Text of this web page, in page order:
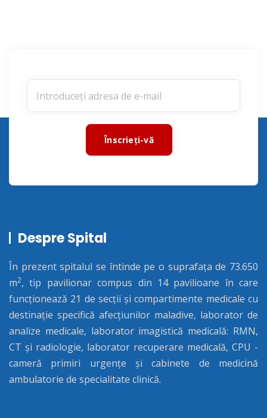
Înscrieți-vă
Despre Spital
În prezent spitalul se întinde pe o suprafața de 73.650
m2, tip pavilionar compus din 14 pavilioane în care
funcționează 21 de secții și compartimente medicale cu
destinație specifică afecțiunilor maladive, laborator de
analize medicale, laborator imagistică medicală: RMN,
CT și radiologie, laborator recuperare medicală, CPU -
cameră primiri urgențe și cabinete de medicină
ambulatorie de specialitate clinică.